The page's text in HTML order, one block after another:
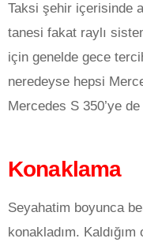
Taksi şehir içerisinde
tanesi fakat raylı
için genelde gece
neredeyse hepsi
Mercedes S 350’ye
Konaklama
Seyahatim boyunca
konakladım.